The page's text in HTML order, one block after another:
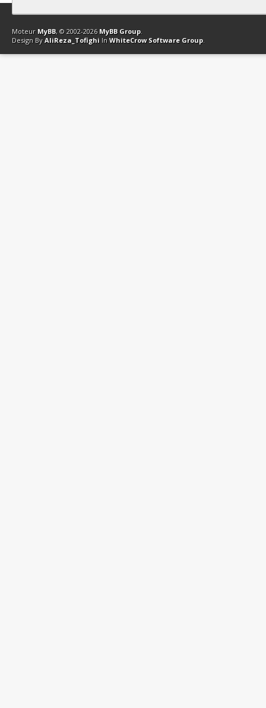
Contact Club Affiliation Retourner en haut Version bas-débit
Moteur MyBB, © 2002-2026 MyBB Group.
Design By AliReza_Tofighi In WhiteCrow Software Group.